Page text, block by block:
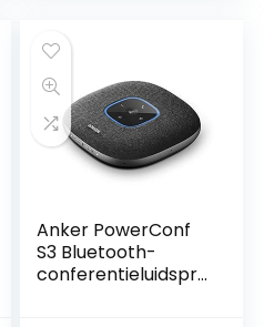
Anker PowerConf
S3 Bluetooth-
conferentieluidspre